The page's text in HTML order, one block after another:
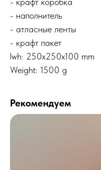
- наполнитель
- атласные ленты
- крафт пакет
lwh: 250x250x100 mm
Weight: 1500 g
Рекомендуем